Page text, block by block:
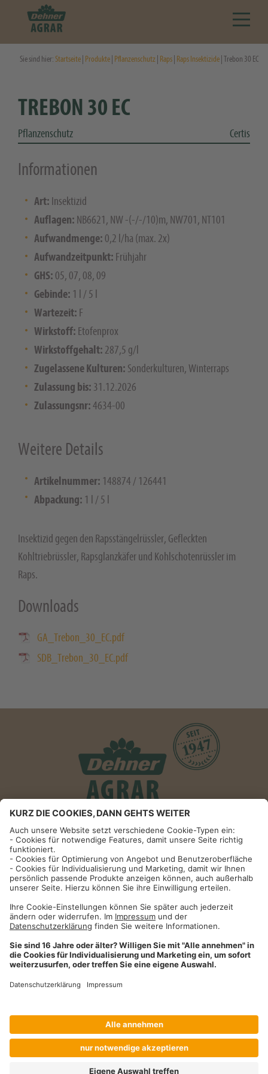
Sie sind hier:Startseite Produkte Pflanzenschutz Raps Raps Insektizide | Trebon 30 EC
TREBON 30 EC
Pflanzenschutz Certis
Informationen
Art: Insektizid
Auflagen: NB6621, NW -(-/-/10)m, NW701, NT101
Aufwandmenge: 0,2 l/ha (max. 2x)
Aufwandzeitpunkt: Frühjahr
GHS: 05, 07, 08, 09
Gebinde: 1 l / 5 l
Wartezeit: F
Wirkstoff: Etofenprox
Wirkstoffgehalt: 287,5 g/l
Zugelassene Kulturen: Sonderkulturen, Winterraps
Zulassung bis: 31.12.2026
Zulassungsnr:4634-00
Weitere Details
Artikelnummer: 148874 / 126441
Abpackung: 1 l / 5 l
Insektizid gegen den Rapsstängelrüssler, Gefleckten
Kohltriebrüssler, Rapsglanzkäfer und Kohlschotenrüssler im
Raps.
Downloads
GA_Trebon_30_EC.pdf
SDB_Trebon_30_EC.pdf
Informationen
Impressum
Datenschutzhinweise
AGB und Widerrufsbelehrung
Dehner Unternehmen
Cookie-Einstellungen
Dehner Agrar GmbH & Co. KG
09090 / 77 72 72
Fax09090 / 77 73 91
agrar@dehner.de